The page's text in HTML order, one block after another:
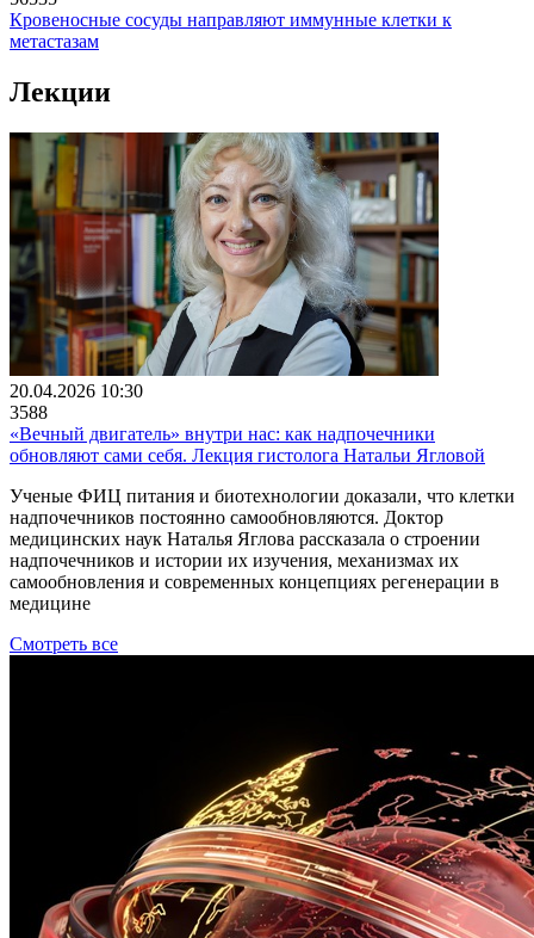
Кровеносные сосуды направляют иммунные клетки к
метастазам
Лекции
20.04.2026 10:30
3588
«Вечный двигатель» внутри нас: как надпочечники
обновляют сами себя. Лекция гистолога Натальи Ягловой
Ученые ФИЦ питания и биотехнологии доказали, что клетки
надпочечников постоянно самообновляются. Доктор
медицинских наук Наталья Яглова рассказала о строении
надпочечников и истории их изучения, механизмах их
самообновления и современных концепциях регенерации в
медицине
Смотреть все